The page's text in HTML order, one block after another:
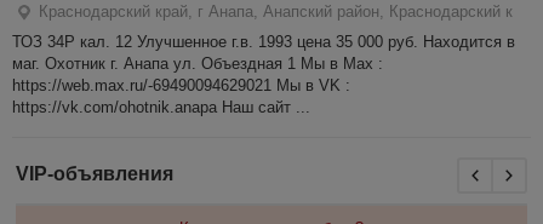
Краснодарский край, г Анапа, Анапский район, Краснодарский к
ТОЗ 34Р кал. 12 Улучшенное г.в. 1993 цена 35 000 руб. Находится в
маг. Охотник г. Анапа ул. Объездная 1 Мы в Мах :
https://web.max.ru/-69490094629021 Мы в VK :
https://vk.com/ohotnik.anapa Наш сайт ...
VIP-объявления